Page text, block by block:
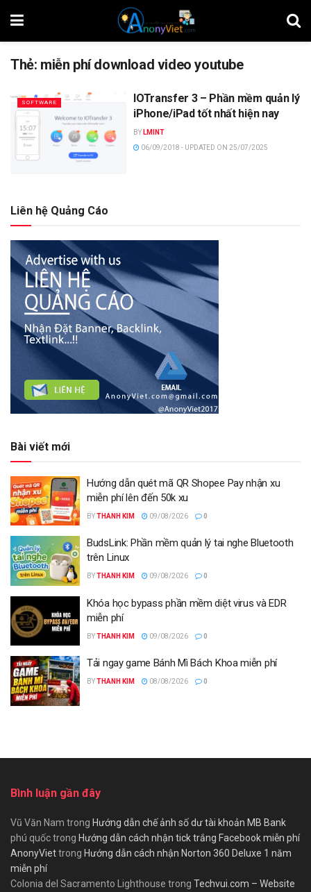
Thẻ: miễn phí download video youtube
SOFTWARE
IOTransfer 3 – Phần mềm quản lý
iPhone/iPad tốt nhất hiện nay
BY LMINT
06/09/2018 - UPDATED ON 25/07/2025
Liên hệ Quảng Cáo
Bài viết mới
Hướng dẫn quét mã QR Shopee Pay nhận xu
miễn phí lên đến 50k xu
BYTHANH KIM 09/08/2026 0
BudsLink: Phần mềm quản lý tai nghe Bluetooth
trên Linux
BYTHANH KIM 09/08/2026 0
Khóa học bypass phần mềm diệt virus và EDR
miễn phí
BYTHANH KIM 09/08/2026 0
Tải ngay game Bánh Mì Bách Khoa miễn phí
BYTHANH KIM 08/08/2026 0
Bình luận gần đây
Vũ Văn Nam trong Hướng dẫn chế ảnh số dư tài khoản MB Bank
phú quốctrong Hướng dẫn cách nhận tick trắng Facebook miễn phí
AnonyViettrong Hướng dẫn cách nhận Norton 360 Deluxe 1 năm
miễn phí
Colonia del Sacramento Lighthouse trong Techvui.com – Website